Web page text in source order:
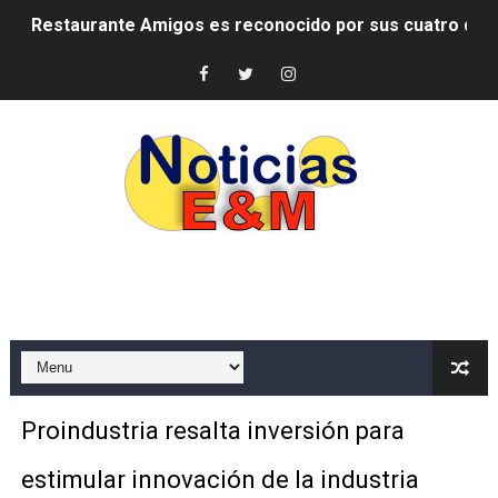
Restaurante Amigos es reconocido por sus cuatro
Banco Popular escala 17 posiciones en los mil
Osiris de León responde a Roberto Tineo y a Yeisy
DGPCF: 55 años sembrando desarrollo y
Ministerio de Defensa siembra esperanza y protege
MICM y CECCOM retienen 213,355 galones de
Bienes Nacionales recauda más de RD 57 millones en
Proindustria resalta inversión para
estimular innovación de la industria